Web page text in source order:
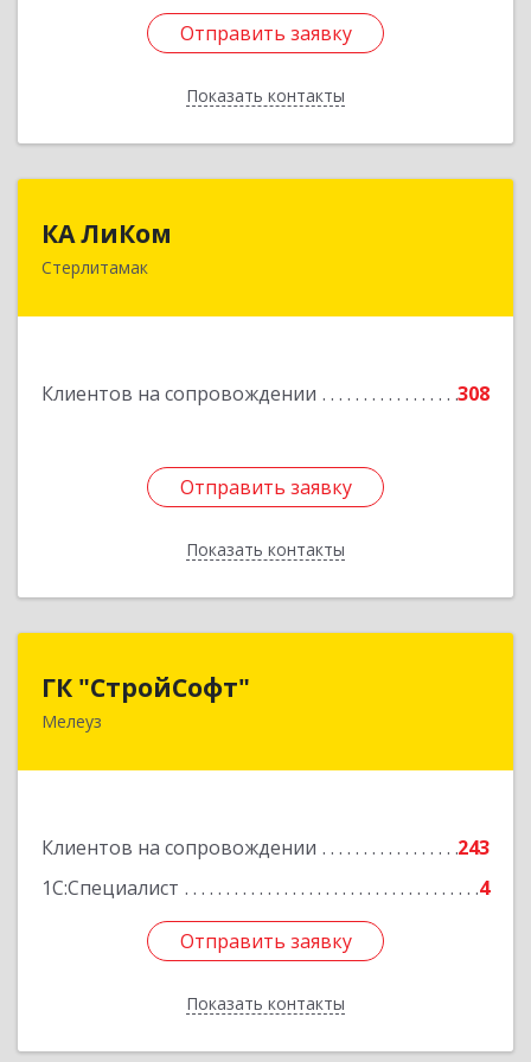
Отправить заявку
Показать контакты
Отправить заявку
Назад
КА ЛиКом
Стерлитамак
Клиентов на сопровождении 308
Отправить заявку
Показать контакты
453115, Башкортостан Респ, г.о. город
Подробнее
Отправить заявку
Назад
ГК "СтройСофт"
Мелеуз
Клиентов на сопровождении
243
1С:Специалист
4
Отправить заявку
Показать контакты
453852, Башкортостан Респ, Мелеуз г, Ленина
Отправить заявку
Назад